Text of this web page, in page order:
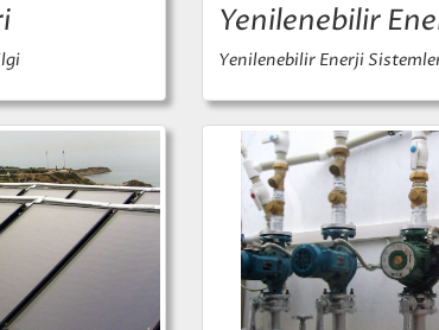
Yenilenebilir
Yenilenebilir Enerji